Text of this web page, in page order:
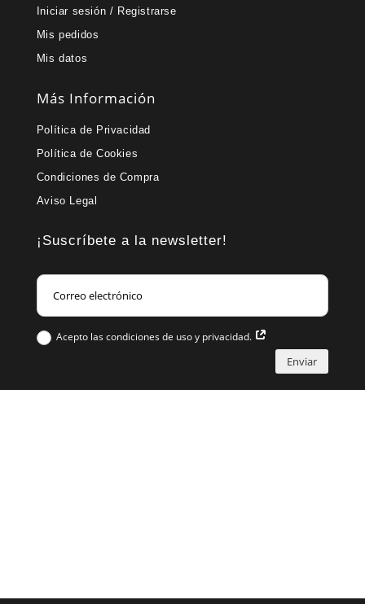
Iniciar sesión / Registrarse
Mis pedidos
Mis datos
Más Información
Política de Privacidad
Política de Cookies
Condiciones de Compra
Aviso Legal
¡Suscríbete a la newsletter!
Acepto las condiciones de uso y privacidad.
Enviar